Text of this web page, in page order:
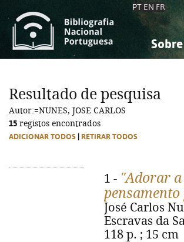
PT EN FR
Sobre
Ciências
Ciências
Resultado de pesquisa
Autor:=NUNES, JOSE CARLOS
15 registos encontrados
ADICIONAR TODOS RETIRAR TODOS
1 - "Adorar a
José Carlos
Escravas da
118 p. ; 15 cm